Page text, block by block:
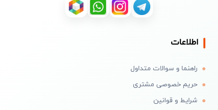
اطلاعات
راهنما و سوالات متداول
حریم خصوصی مشتری
شرایط و قوانین